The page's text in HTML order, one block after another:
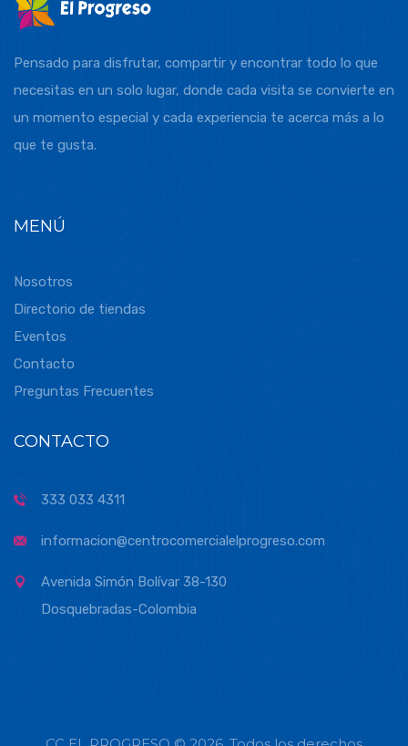
Pensado para disfrutar, compartir y encontrar todo lo que
necesitas en un solo lugar, donde cada visita se convierte en
un momento especial y cada experiencia te acerca más a lo
que te gusta.
MENÚ
Nosotros
Directorio de tiendas
Eventos
Contacto
Preguntas Frecuentes
CONTACTO
333 033 4311
informacion@centrocomercialelprogreso.com
Avenida Simón Bolívar 38-130
Dosquebradas-Colombia